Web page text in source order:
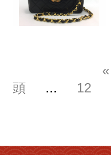
頭
... 12